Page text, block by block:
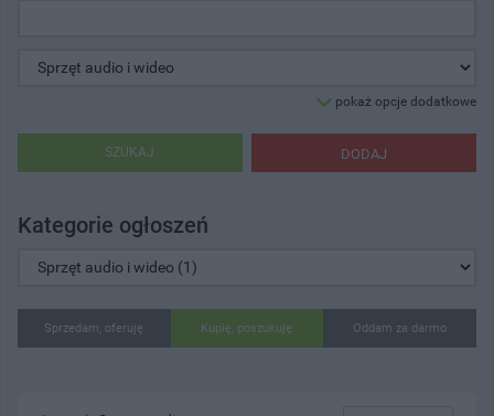
pokaż opcje dodatkowe
DODAJ
SZUKAJ
Kategorie ogłoszeń
Sprzedam, oferuję Kupię, poszukuję Oddam za darmo